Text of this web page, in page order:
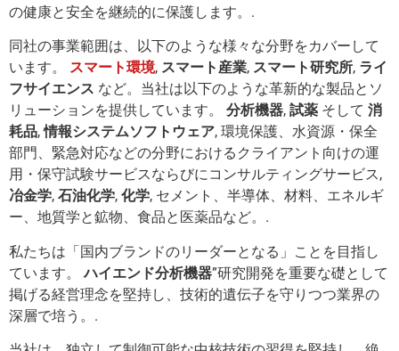
の健康と安全を継続的に保護します。.
同社の事業範囲は、以下のような様々な分野をカバーして
います。 スマート環境, スマート産業, スマート研究所, ライ
フサイエンス など。当社は以下のような革新的な製品とソ
リューションを提供しています。 分析機器, 試薬 そして 消
耗品,情報システムソフトウェア, 環境保護、水資源・保全
部門、緊急対応などの分野におけるクライアント向けの運
用・保守試験サービスならびにコンサルティングサービス,
冶金学, 石油化学, 化学, セメント、半導体、材料、エネルギ
ー、地質学と鉱物、食品と医薬品など。.
私たちは「国内ブランドのリーダーとなる」ことを目指し
ています。ハイエンド分析機器”研究開発を重要な礎として
掲げる経営理念を堅持し、技術的遺伝子を守りつつ業界の
深層で培う。.